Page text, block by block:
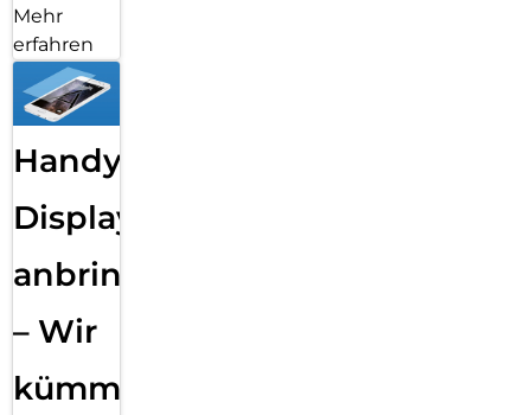
Mehr
erfahren
Handy
Displayfolie
anbringen
– Wir
kümmern